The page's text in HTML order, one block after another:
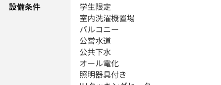
設備条件
学生限定
室内洗濯機置場
バルコニー
公営水道
公共下水
オール電化
照明器具付き